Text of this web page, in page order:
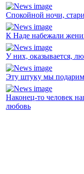
Спокойной ночи,
К Наде набежали
У них, оказывается,
Эту штуку мы
Наконец-то человек
любовь